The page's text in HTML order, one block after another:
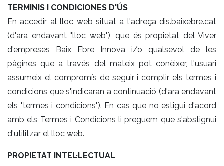
TERMINIS I CONDICIONES D'ÚS
En accedir al lloc web situat a l'adreça dis.baixebre.cat
(d'ara endavant "lloc web"), que és propietat del Viver
d'empreses Baix Ebre Innova i/o qualsevol de les
pàgines que a través del mateix pot conèixer, l'usuari
assumeix el compromís de seguir i complir els termes i
condicions que s'indicaran a continuació (d'ara endavant
els "termes i condicions"). En cas que no estigui d'acord
amb els Termes i Condicions li preguem que s'abstignui
d'utilitzar el lloc web.
PROPIETAT INTEL·LECTUAL